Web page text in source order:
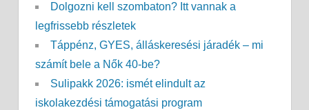
Dolgozni kell szombaton? Itt vannak a
legfrissebb részletek
Táppénz, GYES, álláskeresési járadék – mi
számít bele a Nők 40-be?
Sulipakk 2026: ismét elindult az
iskolakezdési támogatási program